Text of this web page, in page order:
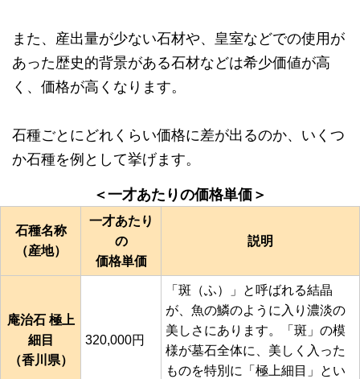
また、産出量が少ない石材や、皇室などでの使用が
あった歴史的背景がある石材などは希少価値が高
く、価格が高くなります。
石種ごとにどれくらい価格に差が出るのか、いくつ
か石種を例として挙げます。
＜一才あたりの価格単価＞
石種名称
（産地）
一才あたり
の
価格単価
説明
庵治石 極上
細目
（香川県）
320,000円
「斑（ふ）」と呼ばれる結晶
が、魚の鱗のように入り濃淡の
美しさにあります。「斑」の模
様が墓石全体に、美しく入った
ものを特別に「極上細目」とい